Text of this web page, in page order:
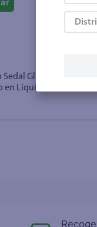
Glicólico
en Líquido - 340 ml